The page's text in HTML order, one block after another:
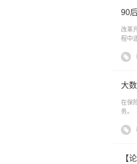
90
改革
程中
大
在保
务。
【